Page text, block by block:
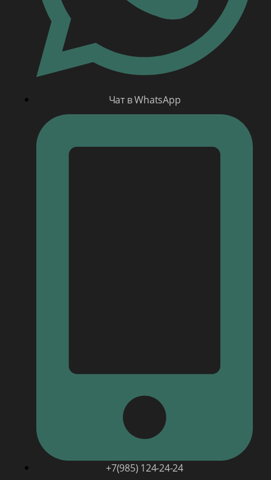
Чат в WhatsApp
+7(985) 124-24-24